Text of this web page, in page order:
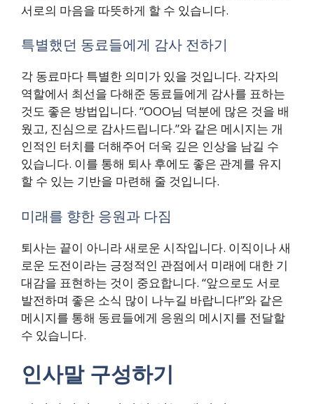
서로의 마음을 따뜻하게 할 수 있습니다.
특별했던 동료들에게 감사 전하기
각 동료마다 특별한 의미가 있을 것입니다. 각자의
역할에서 최선을 다해준 동료들에게 감사를 표하는
것도 좋은 방법입니다. “OOO님 덕분에 많은 것을 배
웠고, 진심으로 감사드립니다.”와 같은 메시지는 개
인적인 터치를 더해주어 더욱 깊은 인상을 남길 수
있습니다. 이를 통해 퇴사 후에도 좋은 관계를 유지
할 수 있는 기반을 마련해 줄 것입니다.
미래를 향한 응원과 다짐
퇴사는 끝이 아니라 새로운 시작입니다. 이직이나 새
로운 도전이라는 긍정적인 관점에서 미래에 대한 기
대감을 표현하는 것이 중요합니다. “앞으로도 서로
발전하며 좋은 소식 많이 나누길 바랍니다!”와 같은
메시지를 통해 동료들에게 응원의 메시지를 전달할
수 있습니다.
인사말 구성하기